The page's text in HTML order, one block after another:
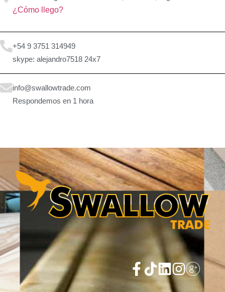
¿Cómo llego?
+54 9 3751 314949
skype: alejandro7518 24x7
info@swallowtrade.com
Respondemos en 1 hora